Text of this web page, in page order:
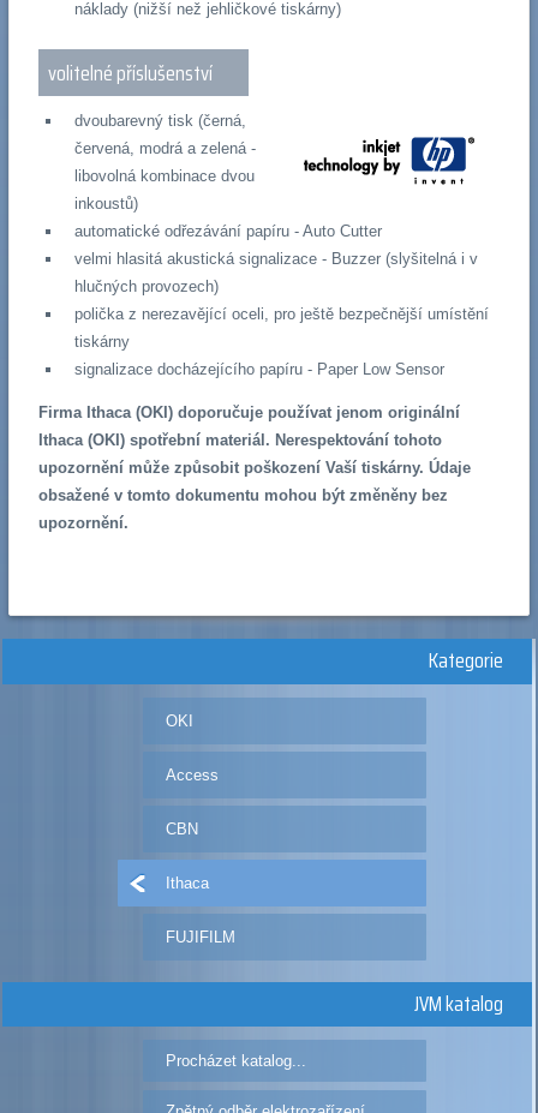
náklady (nižší než jehličkové tiskárny)
volitelné příslušenství
dvoubarevný tisk (černá,
červená, modrá a zelená -
libovolná kombinace dvou
inkoustů)
automatické odřezávání papíru - Auto Cutter
velmi hlasitá akustická signalizace - Buzzer (slyšitelná i v
hlučných provozech)
polička z nerezavějící oceli, pro ještě bezpečnější umístění
tiskárny
signalizace docházejícího papíru - Paper Low Sensor
Firma Ithaca (OKI) doporučuje používat jenom originální
Ithaca (OKI) spotřební materiál. Nerespektování tohoto
upozornění může způsobit poškození Vaší tiskárny. Údaje
obsažené v tomto dokumentu mohou být změněny bez
upozornění.
Kategorie
OKI
Access
CBN
Ithaca
FUJIFILM
JVM katalog
Procházet katalog...